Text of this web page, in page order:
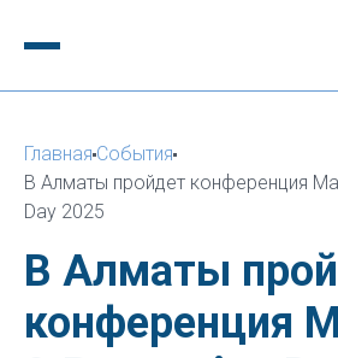
Главная События
В Алматы пройдет конференция
Day 2025
В Алматы
конференция